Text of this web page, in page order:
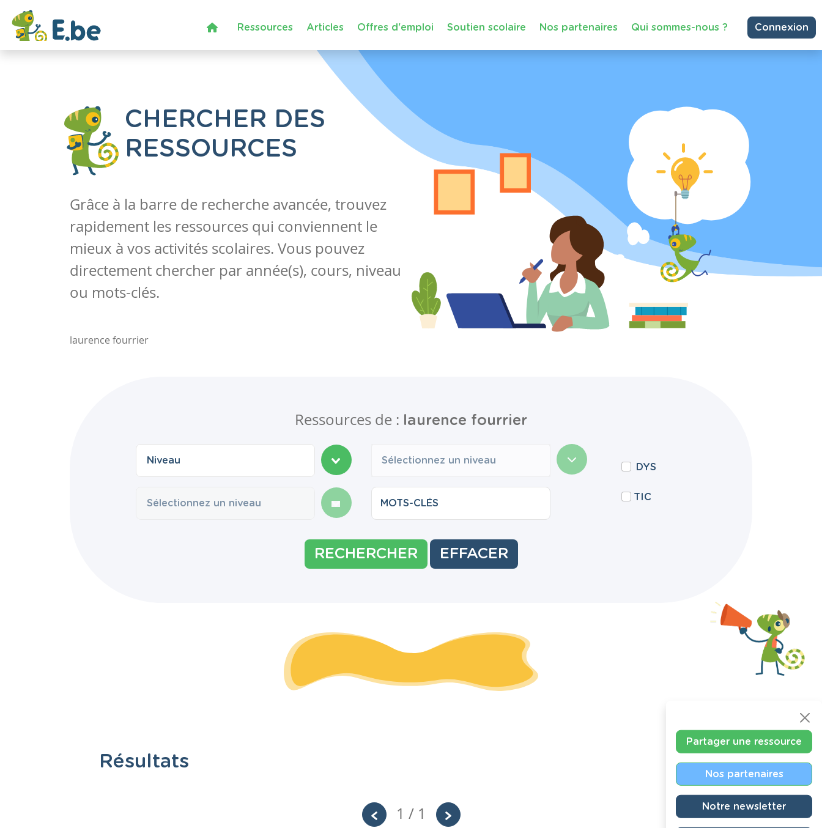
Ressources Articles Offres d'emploi Soutien scolaire Nos partenaires Qui sommes-nous ? Connexion
CHERCHER DES
RESSOURCES
Grâce à la barre de recherche avancée, trouvez
rapidement les ressources qui conviennent le
mieux à vos activités scolaires. Vous pouvez
directement chercher par année(s), cours, niveau
ou mots-clés.
laurence fourrier
Ressources de : laurence fourrier
Sélectionnez un niveau
DYS
TIC
RECHERCHER EFFACER
Résultats
1 / 1
Partager une ressource
Nos partenaires
Notre newsletter